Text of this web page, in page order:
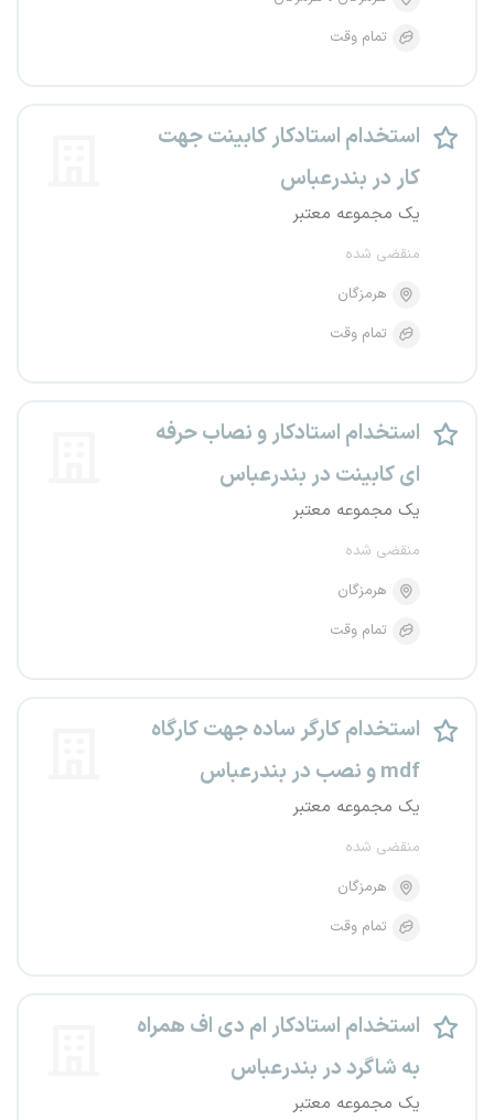
تمام وقت
استخدام استادکار کابینت جهت
کار در بندرعباس
یک مجموعه معتبر
منقضی شده
هرمزگان
تمام وقت
استخدام استادکار و نصاب حرفه
ای کابینت در بندرعباس
یک مجموعه معتبر
منقضی شده
هرمزگان
تمام وقت
استخدام کارگر ساده جهت کارگاه
mdf و نصب در بندرعباس
یک مجموعه معتبر
منقضی شده
هرمزگان
تمام وقت
استخدام استادکار ام دی اف همراه
به شاگرد در بندرعباس
یک مجموعه معتبر